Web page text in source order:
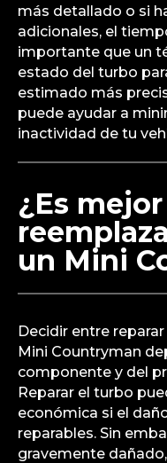
más detallado o si
adicionales, el
importante que un
estado del turbo
estimado más
puede ayudar a
inactividad de tu
¿Es
un Mini
Decidir entre
Mini Countryman
componente y del
Reparar el turbo
económica si el
reparables. Sin
gravemente